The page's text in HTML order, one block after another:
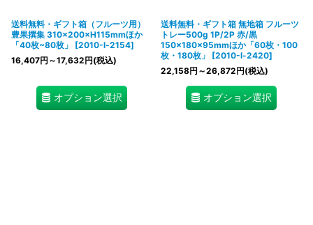
送料無料・ギフト箱（フルーツ用）
豊果撰集 310×200×H115mmほか
「40枚~80枚」
[2010-l-2154]
16,407円 ～17,632円(税込)
オプション選択
送料無料・ギフト箱 無地箱 フルーツ
トレー500g 1P/2P 赤/黒
150×180×95mmほか「60枚・100
枚・180枚」
[2010-l-2420]
22,158円 ～26,872円(税込)
オプション選択